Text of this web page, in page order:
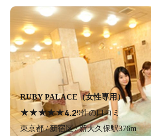
RUBY PALACE（女性専用）
★★★★★4.29件の口コミ
東京都 / 新宿区 / 新大久保駅376m